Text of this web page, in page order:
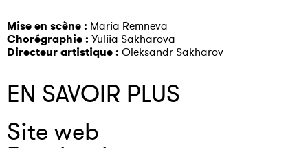
Mise en scène : Maria Remneva
Chorégraphie : Yuliia Sakharova
Directeur artistique : Oleksandr Sakharov
EN SAVOIR PLUS
Site web